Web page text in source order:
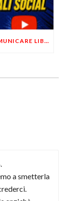
ARRIVA MOLIB, UN ALTRO MODO DI COMUNICARE LIBERTARIO
a smetterla